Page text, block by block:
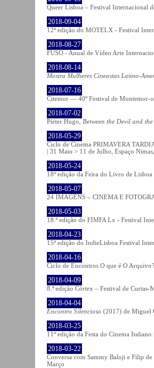
Queer Lisboa – Festival Internacional
2018-09-04
12ª edição do MOTELX - Festival
2018-08-27
FUSO - Anual de Vídeo Arte
2018-08-14
Mostra Mulheres Cineastas Latino-
2018-07-16
Citemor — 40º Festival de Montemor-
2018-07-02
Pieter Hugo, Between the Devil and
2018-05-29
Ciclo de Cinema PRIMAVERA
| 31 Maio > 11 de Julho, Espaço
2018-05-24
18ª edição da Feira do Livro de
2018-05-07
24 IMAGENS – CINEMA E
2018-05-03
18.ª edição do FIMFA Lx - Festival
2018-04-23
15ª edição do IndieLisboa Festival
2018-04-16
Ciclo de Encontros O que é O
2018-04-09
8.ª edição Córtex – Festival de
2018-04-04
Encontro Silencioso (2017) de Miguel
2018-03-25
11ª edição da Festa do Cinema
2018-03-22
Conversa com Sammy Baloji e Filip
Março